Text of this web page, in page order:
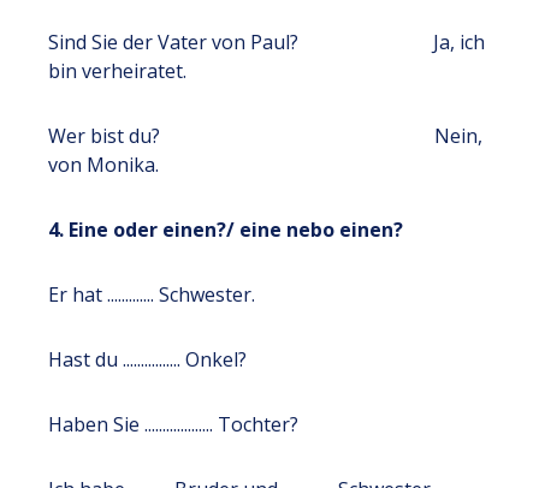
Sind Sie der Vater von Paul? Ja, ich
bin verheiratet.
Wer bist du? Nein,
von Monika.
4. Eine oder einen?/ eine nebo einen?
Er hat ............. Schwester.
Hast du ................ Onkel?
Haben Sie ................... Tochter?